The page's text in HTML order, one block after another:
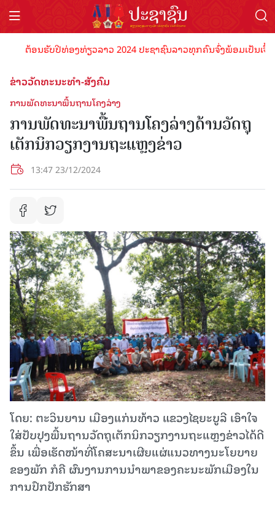
ຕ້ອນຮັບປີທ່ອງທ່ຽວລາວ 2024 ປະຊາຊົນລາວທຸກຄົນຈົ່ງພ້ອມເປັນເຈົ້
ຂ່າວວັດທະນະທຳ-ສັງຄົມ
ການພັດທະນາພື້ນຖານໂຄງລ່າງ
ການພັດທະນາພື້ນຖານໂຄງລ່າງດ້ານວັດຖຸ
ເຕັກນິກວຽກງານຖະແຫຼງຂ່າວ
13:47 23/12/2024
ໂດຍ: ຕະວິນຍານ ເມືອງແກ່ນທ້າວ ແຂວງໄຊຍະບູລີ ເອົາໃຈ
ໃສ່ປັບປຸງພື້ນຖານວັດຖຸເຕັກນິກວຽກງານຖະແຫຼງຂ່າວໄດ້ດີ
ຂຶ້ນ ເພື່ອເຮັດໜ້າທີ່ໂຄສະນາເຜີຍແຜ່ແນວທາງນະໂຍບາຍ
ຂອງພັກ ກໍຄື ຜົນງານການນໍາພາຂອງຄະນະພັກເມືອງໃນ
ການປົກປັກຮັກສາ